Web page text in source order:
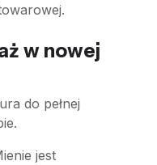
w nowej
do pełnej
jest